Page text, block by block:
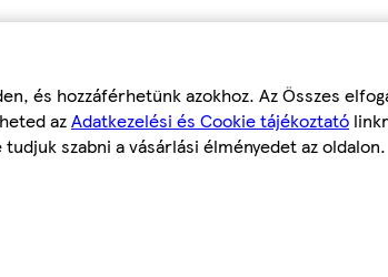
és hozzáférhetünk azokhoz. Az Összes
azAdatkezelési és Cookie tájékoztató
szabni a vásárlási élményedet az oldalon.